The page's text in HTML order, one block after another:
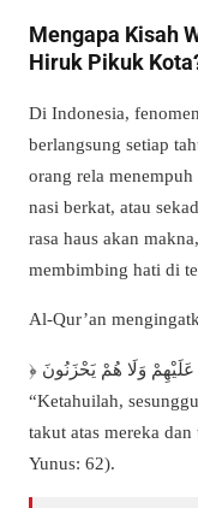
Mengapa Kisah
Hiruk Pikuk
Di Indonesia,
berlangsung setiap
orang rela
nasi berkat, atau
rasa haus akan
membimbing hati di
Al-Qur’an
“Ketahuilah,
takut atas mereka
Yunus: 62).